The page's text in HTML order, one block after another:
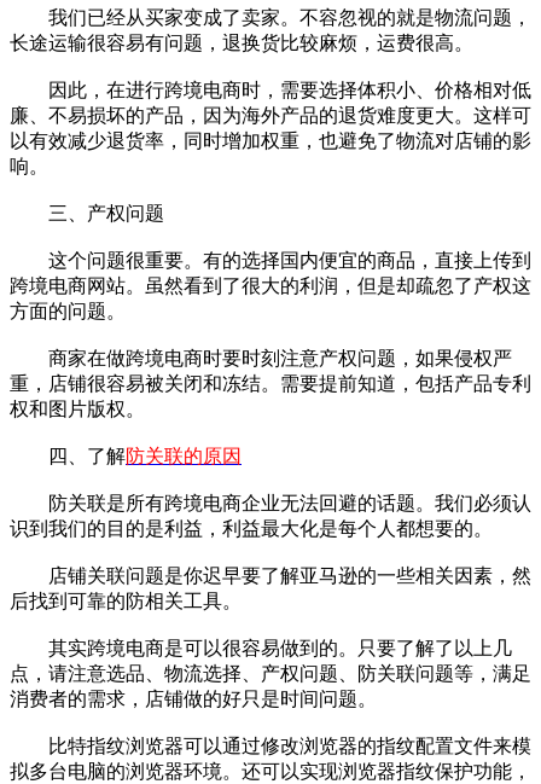
我们已经从买家变成了卖家。不容忽视的就是物流问题，
长途运输很容易有问题，退换货比较麻烦，运费很高。
因此，在进行跨境电商时，需要选择体积小、价格相对低
廉、不易损坏的产品，因为海外产品的退货难度更大。这样可
以有效减少退货率，同时增加权重，也避免了物流对店铺的影
响。
三、产权问题
这个问题很重要。有的选择国内便宜的商品，直接上传到
跨境电商网站。虽然看到了很大的利润，但是却疏忽了产权这
方面的问题。
商家在做跨境电商时要时刻注意产权问题，如果侵权严
重，店铺很容易被关闭和冻结。需要提前知道，包括产品专利
权和图片版权。
四、了解防关联的原因
防关联是所有跨境电商企业无法回避的话题。我们必须认
识到我们的目的是利益，利益最大化是每个人都想要的。
店铺关联问题是你迟早要了解亚马逊的一些相关因素，然
后找到可靠的防相关工具。
其实跨境电商是可以很容易做到的。只要了解了以上几
点，请注意选品、物流选择、产权问题、防关联问题等，满足
消费者的需求，店铺做的好只是时间问题。
比特指纹浏览器可以通过修改浏览器的指纹配置文件来模
拟多台电脑的浏览器环境。还可以实现浏览器指纹保护功能，